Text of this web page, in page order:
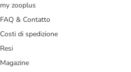
my zooplus
FAQ & Contatto
Costi di spedizione
Resi
Magazine